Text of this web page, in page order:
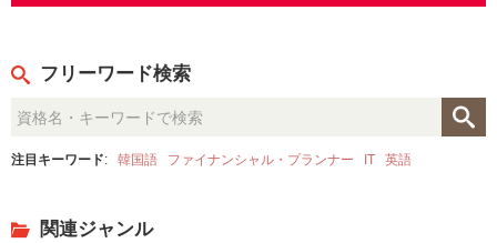
フリーワード検索
注目キーワード: 韓国語 ファイナンシャル・プランナー IT 英語
関連ジャンル